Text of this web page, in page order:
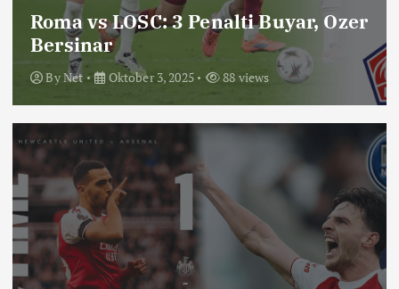
Roma vs LOSC: 3 Penalti Buyar, Ozer
Bersinar
ByNet Oktober 3, 2025 88 views